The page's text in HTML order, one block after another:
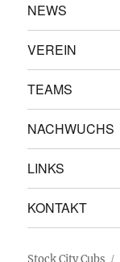
NEWS
VEREIN
TEAMS
NACHWUCHS
LINKS
KONTAKT
Stock City Cubs